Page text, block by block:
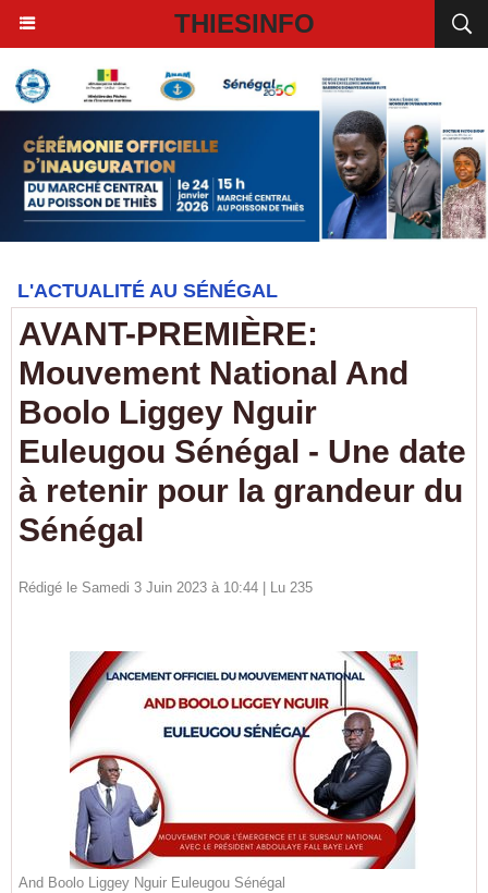
THIESINFO
L'ACTUALITÉ AU SÉNÉGAL
AVANT-PREMIÈRE:
Mouvement National And
Boolo Liggey Nguir
Euleugou Sénégal - Une date
à retenir pour la grandeur du
Sénégal
Rédigé le Samedi 3 Juin 2023 à 10:44 | Lu 235
And Boolo Liggey Nguir Euleugou Sénégal